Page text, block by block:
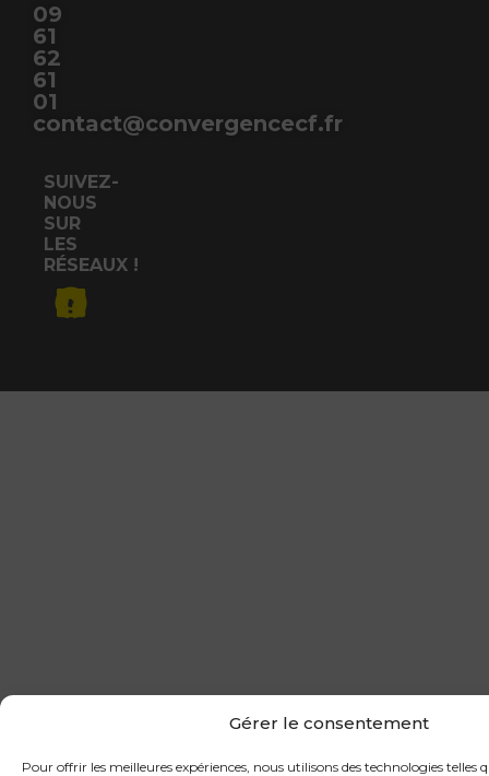
Gérer le consentement
Pour offrir les meilleures expériences, nous utilisons des technologies telles
09
61
62
61
01
contact@convergencecf.fr
SUIVEZ-
NOUS
SUR
LES
RÉSEAUX !